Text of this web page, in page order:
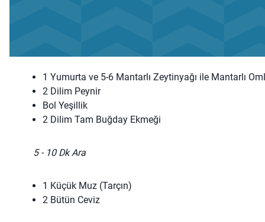
1 Yumurta ve 5-6 Mantarlı Zeytinyağı ile Mantarlı
2 Dilim Peynir
Bol Yeşillik
2 Dilim Tam Buğday Ekmeği
5 - 10 Dk Ara
1 Küçük Muz (Tarçın)
2 Bütün Ceviz